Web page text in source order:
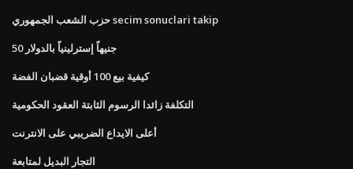
حزب الشعب الجمهوري secim sonuclari takip
50 جنيهاً إسترلينياً بالدولار
كيفية بيع 100 أوقية قضبان الفضة
التكلفة زائدا الرسوم الثابتة العقود الحكومية
أعلى الايداع الضريبي على الانترنت
التجار البديل لمتابعة